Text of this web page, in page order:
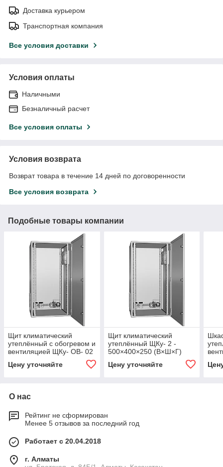
Доставка курьером
Транспортная компания
Все условия доставки
Условия оплаты
Наличными
Безналичный расчет
Все условия оплаты
Условия возврата
Возврат товара в течение 14 дней по договоренности
Все условия возврата
Подобные товары компании
Щит климатический
утеплённый с обогревом и
вентиляцией ЩКу- ОВ- 02
IP65
Цену уточняйте
Щит климатический
утеплённый ЩКу- 2 -
500×400×250 (В×Ш×Г)
Цену уточняйте
IP65
О нас
Рейтинг не сформирован
Менее 5 отзывов за последний год
Работает с 20.04.2018
г. Алматы